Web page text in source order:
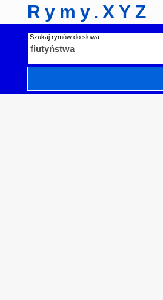
Rymy.XYZ
Szukaj rymów do słowa